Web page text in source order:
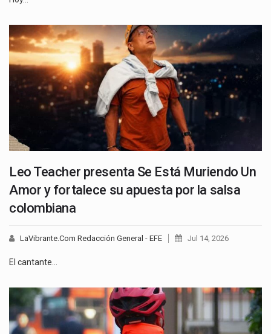
Leo Teacher presenta Se Está Muriendo Un
Amor y fortalece su apuesta por la salsa
colombiana
LaVibrante.Com Redacción General - EFE Jul 14, 2026
El cantante…